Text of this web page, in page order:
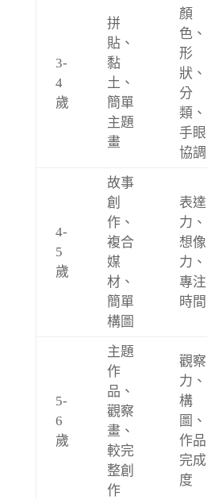
3-
4
歲
拼
貼、
黏
土、
簡單
主題
畫
顏
色、
形
狀、
分
類、
手眼
協調
4-
5
歲
故事
創
作、
複合
媒
材、
簡單
構圖
表達
力、
想像
力、
專注
時間
5-
6
歲
主題
作
品、
觀察
畫、
較完
整創
作
觀察
力、
構
圖、
作品
完成
度